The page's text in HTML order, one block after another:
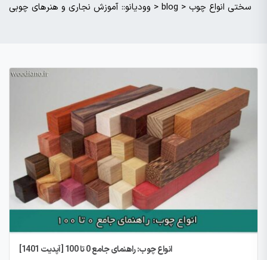
وودیانو:: آموزش نجاری و هنرهای چوبی > blog > سختی انواع چوب
انواع چوب: راهنمای جامع 0 تا 100 [آپدیت 1401]